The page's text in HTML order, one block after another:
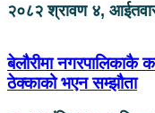
२०८२ श्रावण ४,
बेलौरीमा
ठेक्काको भएन सम्झौता